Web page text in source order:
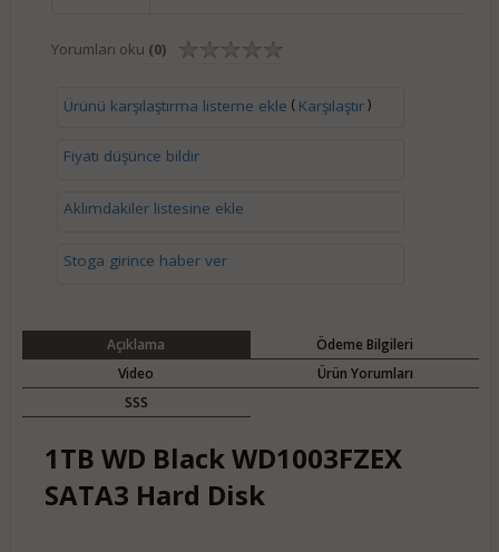
Yorumları oku (0)
Ürünü karşılaştırma listeme ekle ( Karşılaştır)
Fiyatı düşünce bildir
Aklımdakiler listesine ekle
Stoga girince haber ver
Açıklama
Ödeme Bilgileri
Video
Ürün Yorumları
SSS
1TB WD Black WD1003FZEX
SATA3 Hard Disk